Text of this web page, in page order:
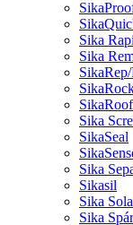
Sika
Sika
SikaRoof
Sika
SikaSeal
Sika
Sikasil
Sika
Sika